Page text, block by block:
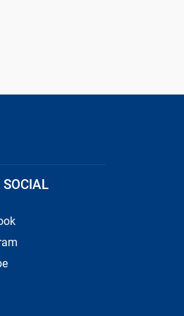
SOCIAL